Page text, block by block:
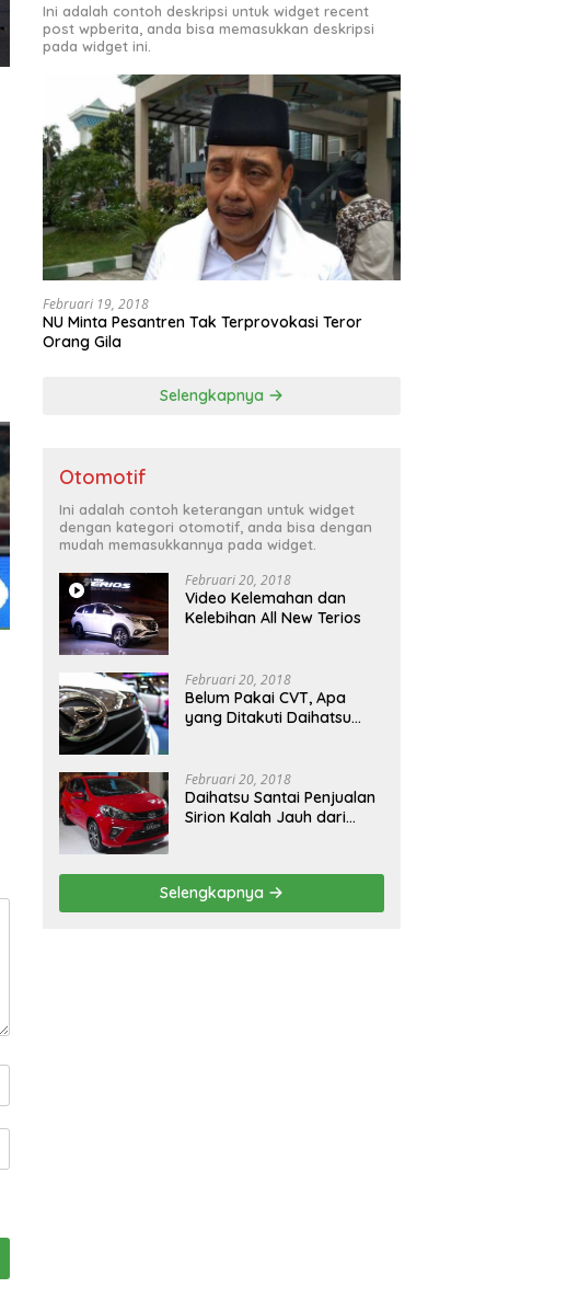
Ini adalah contoh deskripsi untuk widget recent
post wpberita, anda bisa memasukkan deskripsi
pada widget ini.
Februari 19, 2018
NU Minta Pesantren Tak Terprovokasi Teror
Orang Gila
Selengkapnya
Otomotif
Ini adalah contoh keterangan untuk widget
dengan kategori otomotif, anda bisa dengan
mudah memasukkannya pada widget.
Februari 20, 2018
Video Kelemahan dan
Kelebihan All New Terios
Februari 20, 2018
Belum Pakai CVT, Apa
yang Ditakuti Daihatsu
Februari 20, 2018
Daihatsu Santai Penjualan
Sirion Kalah Jauh dari
Selengkapnya